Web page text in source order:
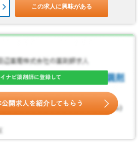
この求人に興味がある